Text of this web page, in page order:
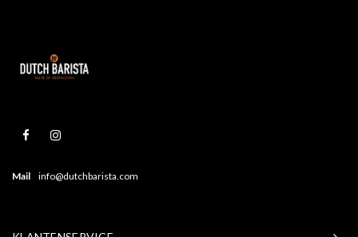
Mail info@dutchbarista.com